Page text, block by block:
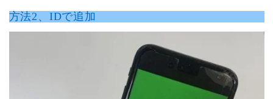
方法2、IDで追加